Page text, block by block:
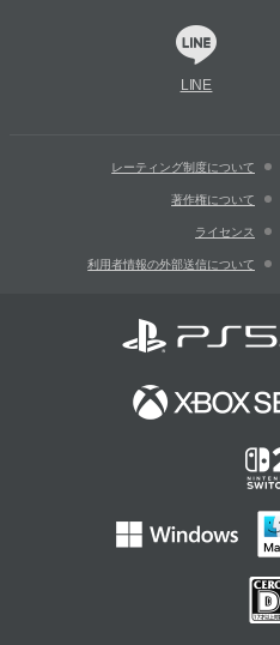
LINE
レーティング制度について
著作権について
ライセンス
利用者情報の外部送信について